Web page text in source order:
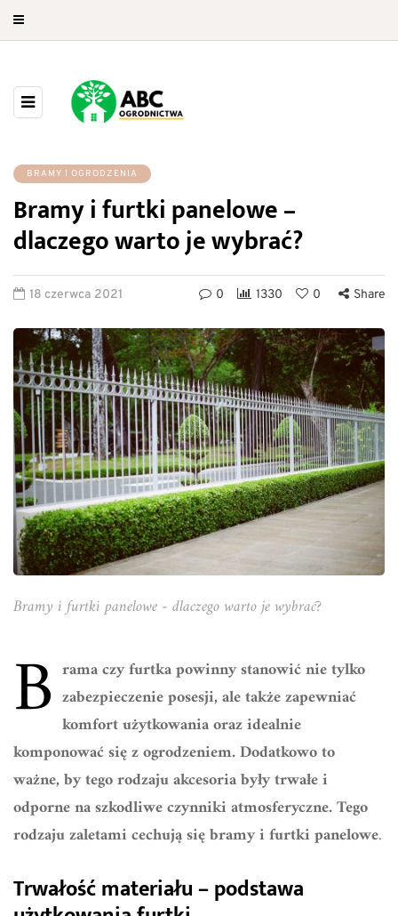
BRAMY I OGRODZENIA
Bramy i furtki panelowe –
dlaczego warto je wybrać?
18 czerwca 2021 0 1330 0 Share
Bramy i furtki panelowe - dlaczego warto je wybrać?
B rama czy furtka powinny stanowić nie tylko
zabezpieczenie posesji, ale także zapewniać
komfort użytkowania oraz idealnie
komponować się z ogrodzeniem. Dodatkowo to
ważne, by tego rodzaju akcesoria były trwałe i
odporne na szkodliwe czynniki atmosferyczne. Tego
rodzaju zaletami cechują się bramy i furtki panelowe.
Trwałość materiału – podstawa